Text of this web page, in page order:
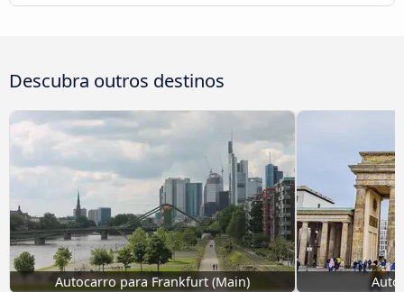
Descubra outros destinos
Autocarro para Frankfurt (Main)